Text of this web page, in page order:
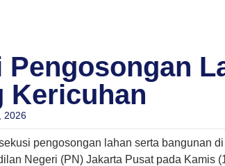
Pengosongan
Kericuhan
2026
pengosongan lahan serta bangunan
Negeri (PN) Jakarta Pusat pada Kamis